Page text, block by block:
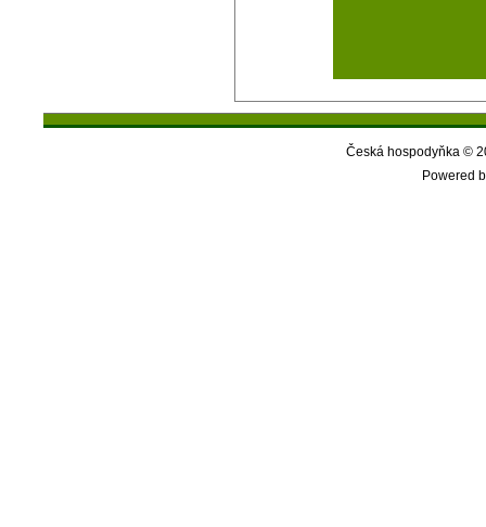
Česká hospodyňka ©
Powered